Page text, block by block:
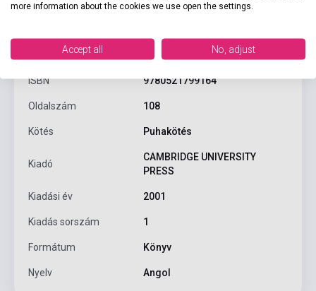
Termékjellemzők
ISBN 9780521799164
Oldalszám 108
Kötés Puhakötés
Kiadó
CAMBRIDGE UNIVERSITY
PRESS
Kiadási év 2001
Kiadás sorszám 1
Formátum Könyv
Nyelv Angol
more information about the cookies we use open the settings.
Accept all No, adjust